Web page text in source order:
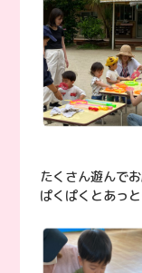
たくさん遊んで
ぱくぱくとあっ